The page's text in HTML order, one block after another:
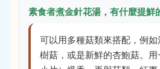
素食者煮金針花湯，有什麼提鮮
可以用多種菇類來搭配，例
樹菇，或是新鮮的杏鮑菇。